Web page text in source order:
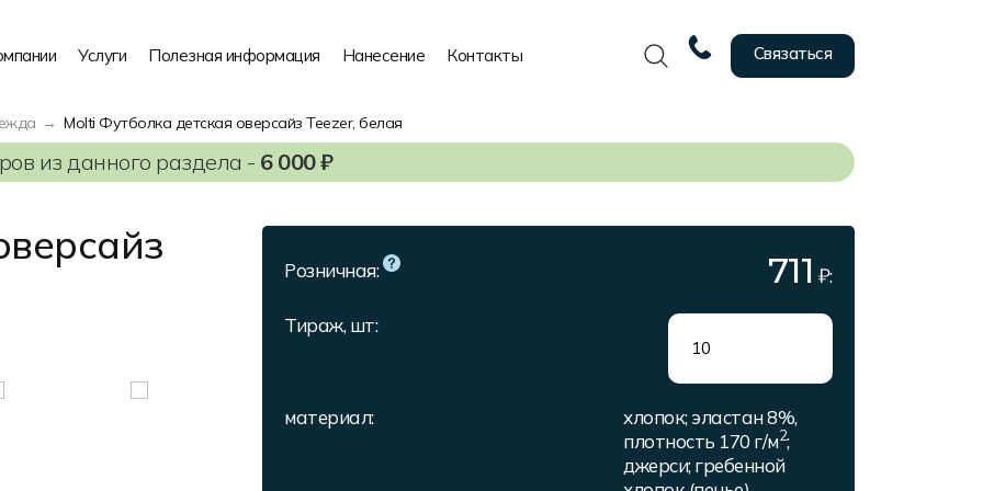
Услуги Полезная информация Нанесение Контакты Связаться
Molti Футболка детская оверсайз Teezer, белая
из данного раздела - 6 000 ₽
Розничная: 711 ₽:
Тираж, шт:
материал:
хлопок; эластан 8%,
плотность 170 г/м2;
джерси; гребенной